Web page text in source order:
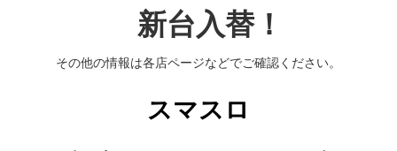
新台入替！
その他の情報は各店ページなどでご確認ください。
スマスロ